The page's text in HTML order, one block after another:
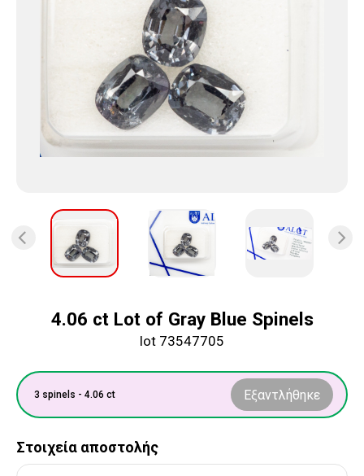
4.06 ct Lot of Gray Blue Spinels
lot 73547705
3 spinels - 4.06 ct Εξαντλήθηκε
Στοιχεία αποστολής